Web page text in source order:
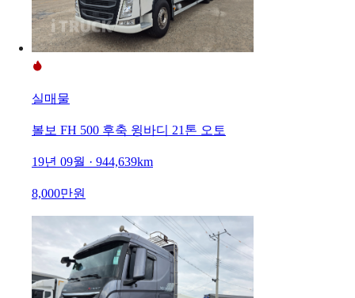
실매물
볼보 FH 500 후축 윙바디 21톤 오토
19년 09월 · 944,639km
8,000만원